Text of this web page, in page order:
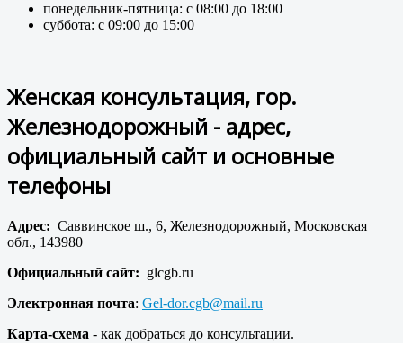
понедельник-пятница: с 08:00 до 18:00
суббота: с 09:00 до 15:00
Женская консультация, гор.
Железнодорожный - адрес,
официальный сайт и основные
телефоны
Адрес: Саввинское ш., 6, Железнодорожный, Московская
обл., 143980
Официальный сайт: glcgb.ru
Электронная почта: Gel-dor.cgb@mail.ru
Карта-схема - как добраться до консультации.